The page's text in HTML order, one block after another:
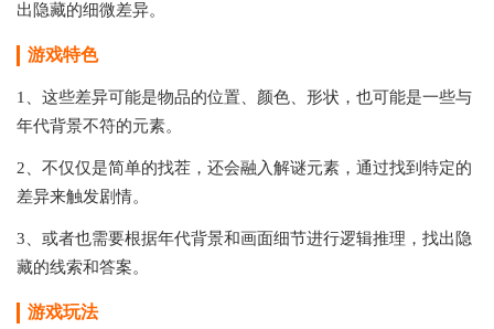
出隐藏的细微差异。
游戏特色
1、这些差异可能是物品的位置、颜色、形状，也可能是一些与
年代背景不符的元素。
2、不仅仅是简单的找茬，还会融入解谜元素，通过找到特定的
差异来触发剧情。
3、或者也需要根据年代背景和画面细节进行逻辑推理，找出隐
藏的线索和答案。
游戏玩法